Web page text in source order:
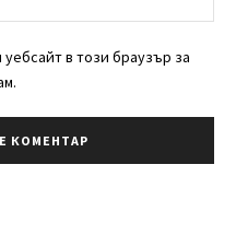
в този браузър за